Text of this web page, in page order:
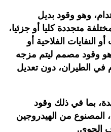
وهو وقود بديل
متجددة كليا أو جزئيا،
النفايات الفلاحية أو
وهو وقود مصمم ليتم مزجه
في الطيران، دون تعديل
بما في ذلك وقود
المصنوع من الهيدروجين
الجوي.